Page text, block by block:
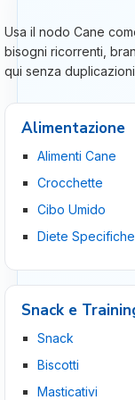
Usa il nodo Cane
bisogni ricorrenti,
qui senza
Alimentazione
Alimenti Cane
Crocchette
Cibo Umido
Diete Specifiche
Snack e
Snack
Biscotti
Masticativi